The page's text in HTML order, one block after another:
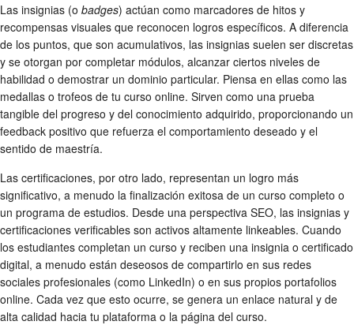
Las insignias (o badges) actúan como marcadores de hitos y
recompensas visuales que reconocen logros específicos. A diferencia
de los puntos, que son acumulativos, las insignias suelen ser discretas
y se otorgan por completar módulos, alcanzar ciertos niveles de
habilidad o demostrar un dominio particular. Piensa en ellas como las
medallas o trofeos de tu curso online. Sirven como una prueba
tangible del progreso y del conocimiento adquirido, proporcionando un
feedback positivo que refuerza el comportamiento deseado y el
sentido de maestría.
Las certificaciones, por otro lado, representan un logro más
significativo, a menudo la finalización exitosa de un curso completo o
un programa de estudios. Desde una perspectiva SEO, las insignias y
certificaciones verificables son activos altamente linkeables. Cuando
los estudiantes completan un curso y reciben una insignia o certificado
digital, a menudo están deseosos de compartirlo en sus redes
sociales profesionales (como LinkedIn) o en sus propios portafolios
online. Cada vez que esto ocurre, se genera un enlace natural y de
alta calidad hacia tu plataforma o la página del curso.